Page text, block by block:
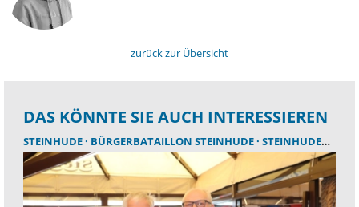
zurück zur Übersicht
DAS KÖNNTE SIE AUCH INTERESSIEREN
STEINHUDE BÜRGERBATAILLON STEINHUDE STEINHUDER MEER